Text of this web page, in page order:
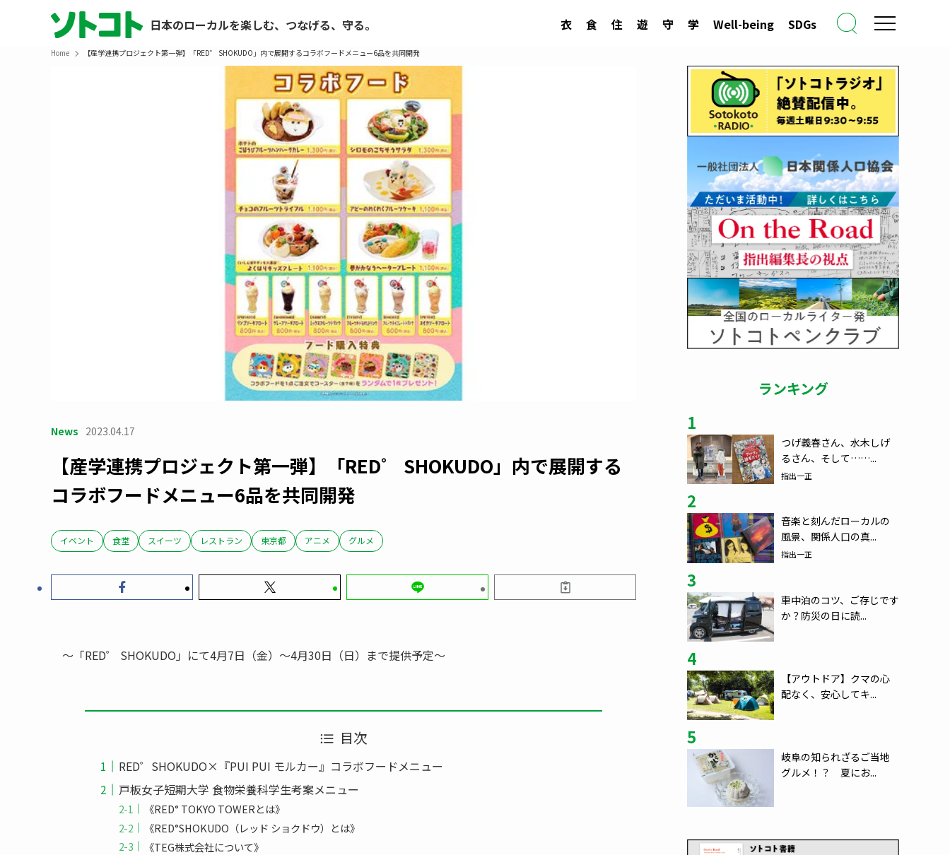
日本のローカルを楽しむ、つなげる、守る。 衣 食 住 遊 守 学 Well-being SDGs
Home 【産学連携プロジェクト第一弾】「RED゜ SHOKUDO」内で展開するコラボフードメニュー6品を共同開発
News 2023.04.17
【産学連携プロジェクト第一弾】「RED゜ SHOKUDO」内で展開する
コラボフードメニュー6品を共同開発
イベント 食堂 スイーツ レストラン 東京都 アニメ グルメ
～「RED゜ SHOKUDO」にて4月7日（金）～4月30日（日）まで提供予定～
目次
RED゜SHOKUDO×『PUI PUI モルカー』コラボフードメニュー
戸板女子短期大学 食物栄養科学生考案メニュー
《RED° TOKYO TOWERとは》
《RED°SHOKUDO（レッド ショクドウ）とは》
《TEG株式会社について》
ランキング
1
つげ義春さん、水木しげ
るさん、そして……...
指出一正
2
音楽と刻んだローカルの
風景、関係人口の真...
指出一正
3
車中泊のコツ、ご存じです
か？防災の日に読...
4
【アウトドア】クマの心
配なく、安心してキ...
5
岐阜の知られざるご当地
グルメ！？ 夏にお...